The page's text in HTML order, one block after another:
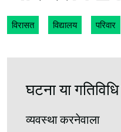
विरासत विद्यालय परिवार
घटना या
व्यवस्था करनेवाला